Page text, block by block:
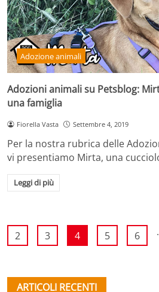
Adozione animali
Adozioni animali su Petsblog:
una famiglia
Fiorella Vasta Settembre 4, 2019
Per la nostra rubrica delle
vi presentiamo Mirta, una
Leggi di più
2 3 4 5 6
ARTICOLI RECENTI